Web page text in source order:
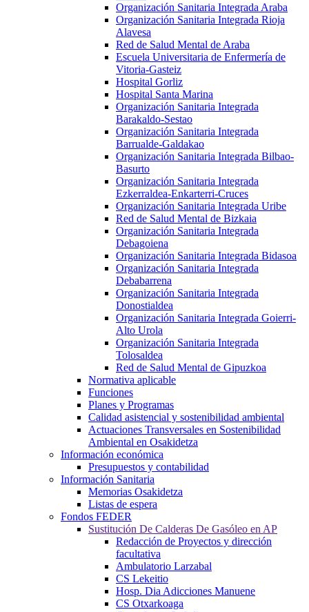
Organización Sanitaria Integrada Araba
Organización Sanitaria Integrada Rioja
Alavesa
Red de Salud Mental de Araba
Escuela Universitaria de Enfermería de
Vitoria-Gasteiz
Hospital Gorliz
Hospital Santa Marina
Organización Sanitaria Integrada
Barakaldo-Sestao
Organización Sanitaria Integrada
Barrualde-Galdakao
Organización Sanitaria Integrada Bilbao-
Basurto
Organización Sanitaria Integrada
Ezkerraldea-Enkarterri-Cruces
Organización Sanitaria Integrada Uribe
Red de Salud Mental de Bizkaia
Organización Sanitaria Integrada
Debagoiena
Organización Sanitaria Integrada Bidasoa
Organización Sanitaria Integrada
Debabarrena
Organización Sanitaria Integrada
Donostialdea
Organización Sanitaria Integrada Goierri-
Alto Urola
Organización Sanitaria Integrada
Tolosaldea
Red de Salud Mental de Gipuzkoa
Normativa aplicable
Funciones
Planes y Programas
Calidad asistencial y sostenibilidad ambiental
Actuaciones Transversales en Sostenibilidad
Ambiental en Osakidetza
Información económica
Presupuestos y contabilidad
Información Sanitaria
Memorias Osakidetza
Listas de espera
Fondos FEDER
Sustitución De Calderas De Gasóleo en AP
Redacción de Proyectos y dirección
facultativa
Ambulatorio Larzabal
CS Lekeitio
Hosp. Dia Adicciones Manuene
CS Otxarkoaga